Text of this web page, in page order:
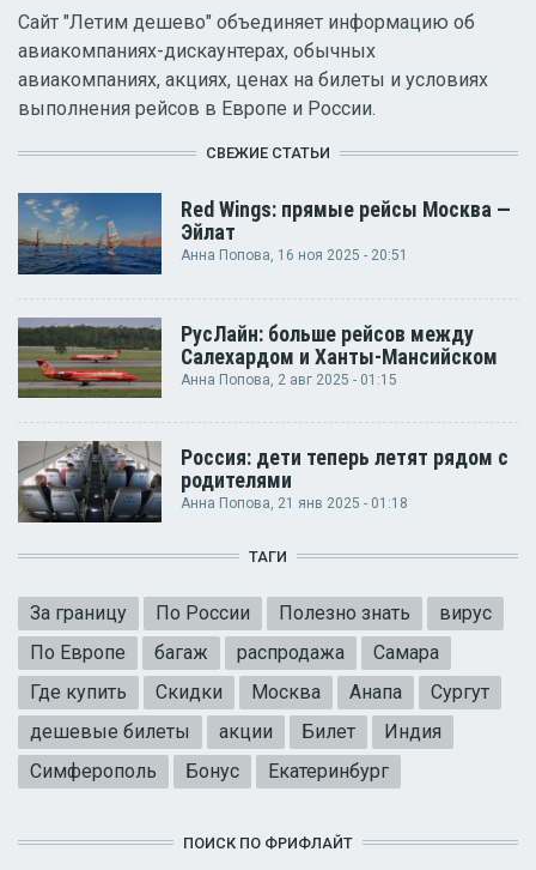
Сайт "Летим дешево" объединяет информацию об
авиакомпаниях-дискаунтерах, обычных
авиакомпаниях, акциях, ценах на билеты и условиях
выполнения рейсов в Европе и России.
СВЕЖИЕ СТАТЬИ
Red Wings: прямые рейсы Москва —
Эйлат
Анна Попова, 16 ноя 2025 - 20:51
РусЛайн: больше рейсов между
Салехардом и Ханты-Мансийском
Анна Попова , 2 авг 2025 - 01:15
Россия: дети теперь летят рядом с
родителями
Анна Попова, 21 янв 2025 - 01:18
ТАГИ
За границу По России Полезно знать
вирус
По Европе
багаж распродажа
Самара
Где купить
Скидки Москва Анапа
Сургут
дешевые билеты
акции Билет
Индия
Симферополь
Бонус Екатеринбург
ПОИСК ПО ФРИФЛАЙТ